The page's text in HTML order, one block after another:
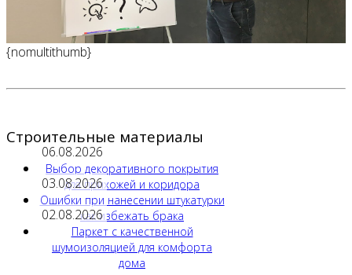
{nomultithumb}
Строительные материалы
06.08.2026
Выбор декоративного покрытия
для прихожей и коридора
03.08.2026
Ошибки при нанесении штукатурки
как избежать брака
02.08.2026
Паркет с качественной
шумоизоляцией для комфорта
дома